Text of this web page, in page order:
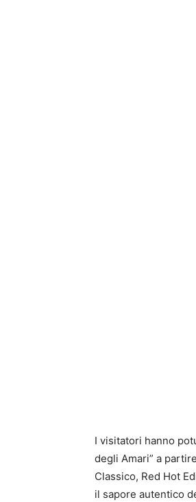
I visitatori hanno
degli Amari” a
Classico, Red Hot
il sapore autentico